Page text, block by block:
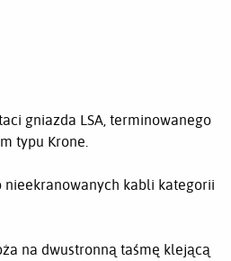
gniazda LSA, terminowanego
typu Krone.
nieekranowanych kabli kategorii
na dwustronną taśmę klejącą